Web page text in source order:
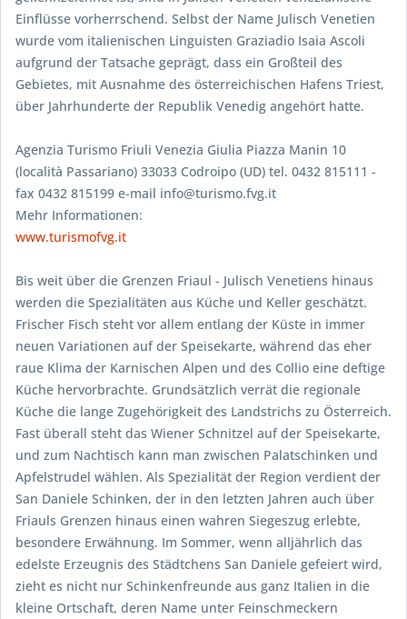
Einflüsse vorherrschend. Selbst der Name Julisch Venetien
wurde vom italienischen Linguisten Graziadio Isaia Ascoli
aufgrund der Tatsache geprägt, dass ein Großteil des
Gebietes, mit Ausnahme des österreichischen Hafens Triest,
über Jahrhunderte der Republik Venedig angehört hatte.
Agenzia Turismo Friuli Venezia Giulia Piazza Manin 10
(località Passariano) 33033 Codroipo (UD) tel. 0432 815111 -
fax 0432 815199 e-mail info@turismo.fvg.it
Mehr Informationen:
www.turismofvg.it
Bis weit über die Grenzen Friaul - Julisch Venetiens hinaus
werden die Spezialitäten aus Küche und Keller geschätzt.
Frischer Fisch steht vor allem entlang der Küste in immer
neuen Variationen auf der Speisekarte, während das eher
raue Klima der Karnischen Alpen und des Collio eine deftige
Küche hervorbrachte. Grundsätzlich verrät die regionale
Küche die lange Zugehörigkeit des Landstrichs zu Österreich.
Fast überall steht das Wiener Schnitzel auf der Speisekarte,
und zum Nachtisch kann man zwischen Palatschinken und
Apfelstrudel wählen. Als Spezialität der Region verdient der
San Daniele Schinken, der in den letzten Jahren auch über
Friauls Grenzen hinaus einen wahren Siegeszug erlebte,
besondere Erwähnung. Im Sommer, wenn alljährlich das
edelste Erzeugnis des Städtchens San Daniele gefeiert wird,
zieht es nicht nur Schinkenfreunde aus ganz Italien in die
kleine Ortschaft, deren Name unter Feinschmeckern